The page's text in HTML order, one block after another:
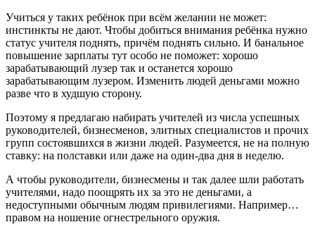
Учиться у таких ребёнок при всём желании не может:
инстинкты не дают. Чтобы добиться внимания ребёнка нужно
статус учителя поднять, причём поднять сильно. И банальное
повышение зарплаты тут особо не поможет: хорошо
зарабатывающий лузер так и останется хорошо
зарабатывающим лузером. Изменить людей деньгами можно
разве что в худшую сторону.
Поэтому я предлагаю набирать учителей из числа успешных
руководителей, бизнесменов, элитных специалистов и прочих
групп состоявшихся в жизни людей. Разумеется, не на полную
ставку: на полставки или даже на один-два дня в неделю.
А чтобы руководители, бизнесмены и так далее шли работать
учителями, надо поощрять их за это не деньгами, а
недоступными обычным людям привилегиями. Например…
правом на ношение огнестрельного оружия.